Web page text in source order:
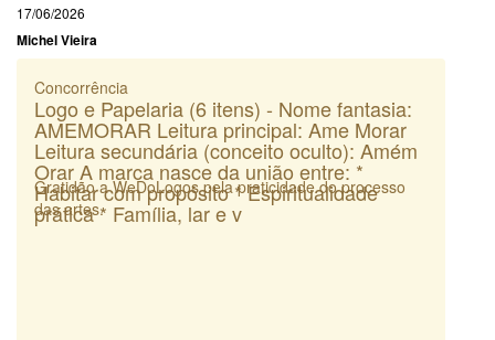
17/06/2026
Michel Vieira
Concorrência
Logo e Papelaria (6 itens) - Nome fantasia:
AMEMORAR Leitura principal: Ame Morar
Leitura secundária (conceito oculto): Amém
Orar A marca nasce da união entre: *
Habitar com propósito * Espiritualidade
prática * Família, lar e v
Gratidão a WeDoLogos pela praticidade do processo
das artes.